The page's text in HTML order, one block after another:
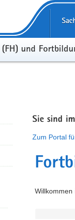
und
Sie sind
Zum Portal
Willkommen